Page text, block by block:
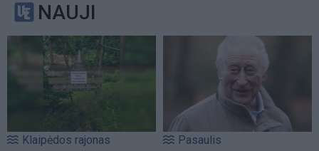
NAUJI
Klaipėdos rajonas Pasaulis